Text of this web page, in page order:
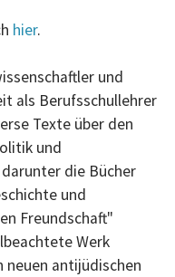
hier.
und
als Berufsschullehrer
Texte über den
und
die Bücher
und
Freundschaft"
Werk
neuen antijüdischen